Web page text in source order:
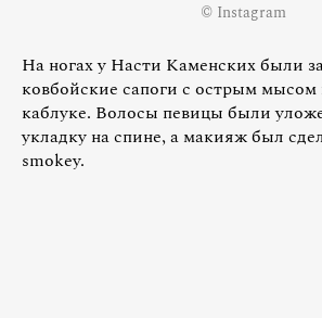
© Instagram
На ногах у Насти Каменских были
ковбойские сапоги с острым
каблуке. Волосы певицы были
укладку на спине, а макияж был
smokey.